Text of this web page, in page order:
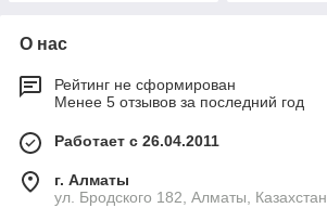
О нас
Рейтинг не сформирован
Менее 5 отзывов за последний год
Работает с 26.04.2011
г. Алматы
ул. Бродского 182, Алматы, Казахстан